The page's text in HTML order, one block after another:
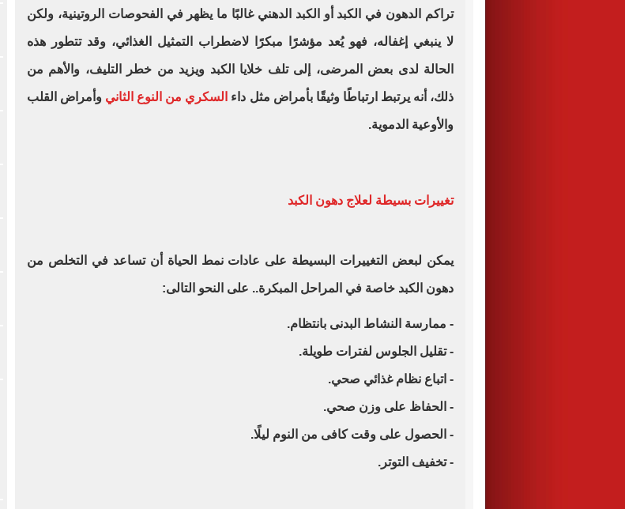
تراكم الدهون في الكبد أو الكبد الدهني غالبًا ما يظهر في الفحوصات الروتينية، ولكن
لا ينبغي إغفاله، فهو يُعد مؤشرًا مبكرًا لاضطراب التمثيل الغذائي، وقد تتطور هذه
الحالة لدى بعض المرضى، إلى تلف خلايا الكبد ويزيد من خطر التليف، والأهم من
ذلك، أنه يرتبط ارتباطًا وثيقًا بأمراض مثل داء السكري من النوع الثاني وأمراض القلب
والأوعية الدموية.
تغييرات بسيطة لعلاج دهون الكبد
يمكن لبعض التغييرات البسيطة على عادات نمط الحياة أن تساعد في التخلص من
دهون الكبد خاصة في المراحل المبكرة.. على النحو التالى:
- ممارسة النشاط البدنى بانتظام.
- تقليل الجلوس لفترات طويلة.
- اتباع نظام غذائي صحي.
- الحفاظ على وزن صحي.
- الحصول على وقت كافى من النوم ليلًا.
- تخفيف التوتر.